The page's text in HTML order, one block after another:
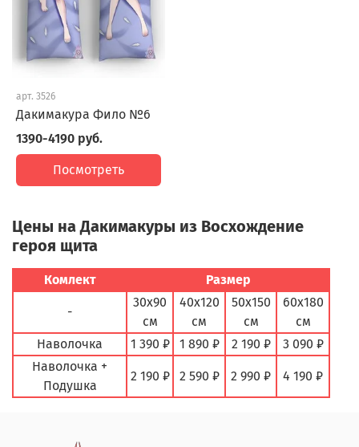
арт. 3526
Дакимакура Фило №6
1390-4190 руб.
Посмотреть
Цены на Дакимакуры из Восхождение
героя щита
Комлект Размер
-
30х90
см
40х120
см
50х150
см
60х180
см
Наволочка
1 390 ₽ 1 890 ₽ 2 190 ₽
3 090 ₽
Наволочка +
Подушка
2 190 ₽ 2 590 ₽ 2 990 ₽ 4 190 ₽